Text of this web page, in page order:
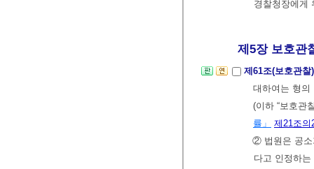
경찰청장에게
제5장 보호관
제61조(보호관
대하여는 형
(이하 “보호관
률」
제21조의
② 법원은 공소
다고 인정하